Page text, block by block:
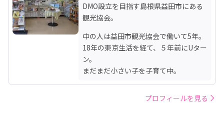
DMO設立を目指す島根県益田市にある
観光協会。
中の人は益田市観光協会で働いて5年。
18年の東京生活を経て、５年前にUター
ン。
まだまだ小さい子を子育て中。
プロフィールを見る